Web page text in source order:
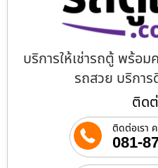
บริการให้เช่ารถตู้ พร้อ
รถสวย บริกา
ติด
ติดต่อเรา
081-